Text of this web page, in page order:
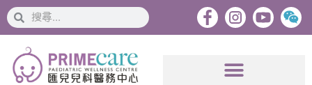
搜
索
搜
索